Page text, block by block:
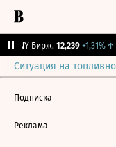
CNY Бирж. 12,239 +1,31%↑
Ситуация на
Подписка
Реклама